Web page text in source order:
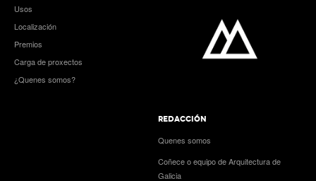
Usos
Localización
Premios
Carga de proxectos
¿Quenes somos?
REDACCIÓN
Quenes somos
Coñece o equipo de Arquitectura de
Galicia